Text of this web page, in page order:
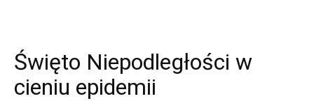
Święto Niepodległości w
cieniu epidemii